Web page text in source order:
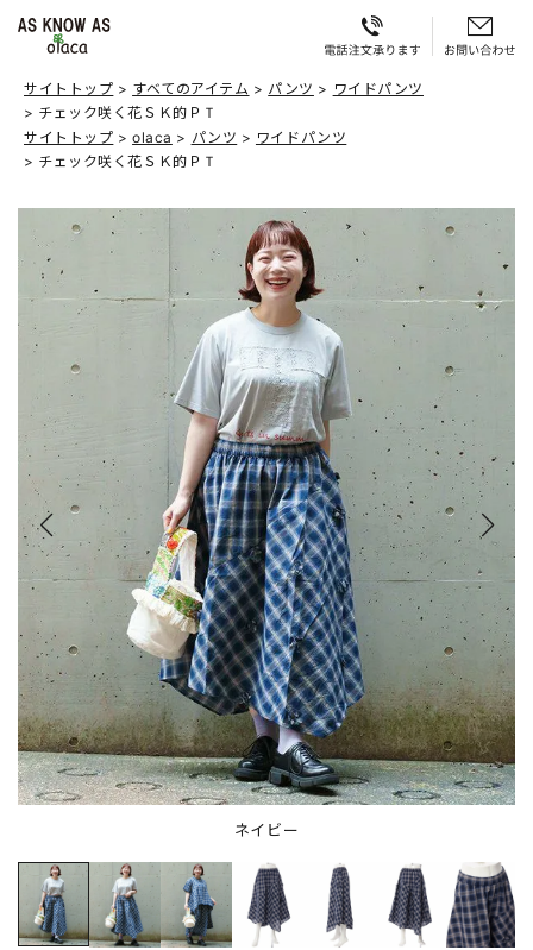
サイトトップ すべてのアイテム パンツ
ワイドパンツ
チェック咲く花ＳＫ的ＰＴ
サイトトップ
olaca パンツ
ワイドパンツ
チェック咲く花ＳＫ的ＰＴ
ネイビー